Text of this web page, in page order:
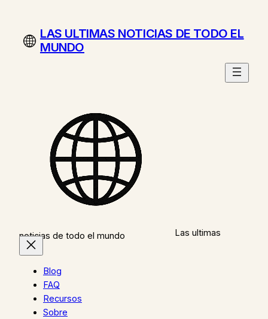
contenidoLAS ULTIMAS NOTICIAS DE TODO EL
MUNDO
Las ultimas
noticias de todo el mundo
Blog
FAQ
Recursos
Sobre